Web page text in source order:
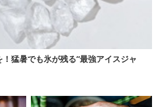
猛暑でも氷が残る“最強アイスジャ